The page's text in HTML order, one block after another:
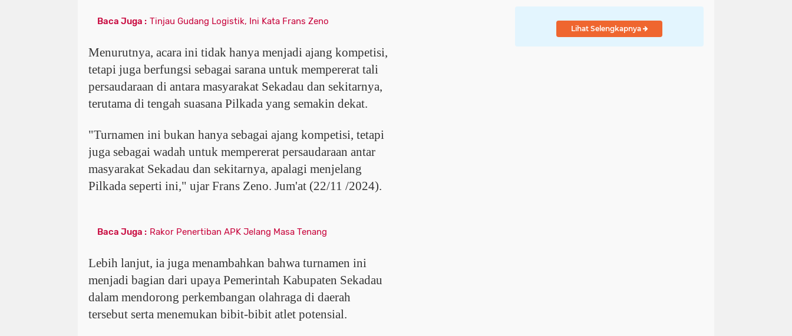
Baca Juga : Tinjau Gudang Logistik, Ini Kata Frans Zeno
Menurutnya, acara ini tidak hanya menjadi ajang kompetisi,
tetapi juga berfungsi sebagai sarana untuk mempererat tali
persaudaraan di antara masyarakat Sekadau dan sekitarnya,
terutama di tengah suasana Pilkada yang semakin dekat.
"Turnamen ini bukan hanya sebagai ajang kompetisi, tetapi
juga sebagai wadah untuk mempererat persaudaraan antar
masyarakat Sekadau dan sekitarnya, apalagi menjelang
Pilkada seperti ini," ujar Frans Zeno. Jum'at (22/11 /2024).
Baca Juga : Rakor Penertiban APK Jelang Masa Tenang
Lebih lanjut, ia juga menambahkan bahwa turnamen ini
menjadi bagian dari upaya Pemerintah Kabupaten Sekadau
dalam mendorong perkembangan olahraga di daerah
tersebut serta menemukan bibit-bibit atlet potensial.
Lihat Selengkapnya